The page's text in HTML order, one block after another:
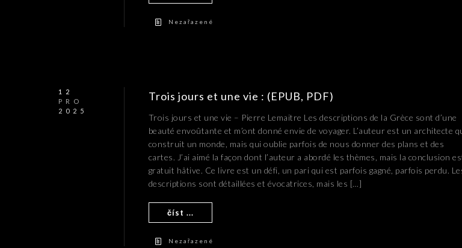
Nezařazené
12
PRO
2025
Trois jours et une vie : (EPUB, PDF)
Trois jours et une vie – Pierre Lemaitre Les descriptions de la Grèce sont d’une
beauté envoûtante et m’ont donné envie de voyager. L’auteur est un architecte
construit un monde, mais qui oublie parfois de nous donner des plans et des
cartes. J’ai aimé la façon dont l’auteur a abordé les thèmes, mais la conclusion
gratuit hâtive. Ce livre est un défi, un pari qui est parfois gagné, parfois perdu.
descriptions sont détaillées et évocatrices, mais les […]
číst ...
Nezařazené